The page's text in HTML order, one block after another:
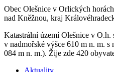
Obec Olešnice v Orlických
nad Kněžnou, kraj
Katastrální území Olešnice v O.h.
v nadmořské výšce 610 m n. m.
084 m n. m.). Žije zde 420
Aktuality